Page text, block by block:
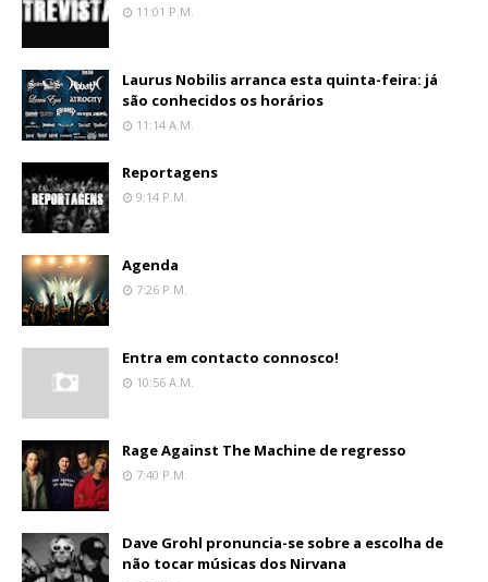
11:01 P.m.
Laurus Nobilis arranca esta quinta-feira: já
são conhecidos os horários
11:14 A.m.
Reportagens
9:14 P.m.
Agenda
7:26 P.m.
Entra em contacto connosco!
10:56 A.m.
Rage Against The Machine de regresso
7:40 P.m.
Dave Grohl pronuncia-se sobre a escolha de
não tocar músicas dos Nirvana